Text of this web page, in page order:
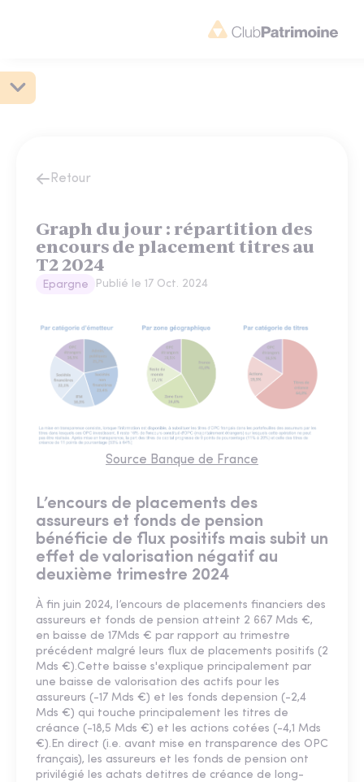
Retour
Graph du jour : répartition des
encours de placement titres au
T2 2024
Epargne Publié le 17 Oct. 2024
Source Banque de France
L’encours de placements des
assureurs et fonds de pension
bénéficie de flux positifs mais subit un
effet de valorisation négatif au
deuxième trimestre 2024
À fin juin 2024, l’encours de placements financiers des
assureurs et fonds de pension atteint 2 667 Mds €,
en baisse de 17Mds € par rapport au trimestre
précédent malgré leurs flux de placements positifs (2
Mds €).Cette baisse s'explique principalement par
une baisse de valorisation des actifs pour les
assureurs (-17 Mds €) et les fonds depension (-2,4
Mds €) qui touche principalement les titres de
créance (-18,5 Mds €) et les actions cotées (-4,1 Mds
€).En direct (i.e. avant mise en transparence des OPC
français), les assureurs et les fonds de pension ont
privilégié les achats detitres de créance de long-